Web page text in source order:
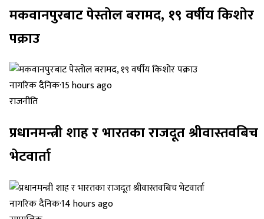
मकवानपुरबाट पेस्तोल बरामद, १९ वर्षीय किशोर
पक्राउ
नागरिक दैनिक·15 hours ago
राजनीति
प्रधानमन्त्री शाह र भारतका राजदूत श्रीवास्तवबिच
भेटवार्ता
नागरिक दैनिक·14 hours ago